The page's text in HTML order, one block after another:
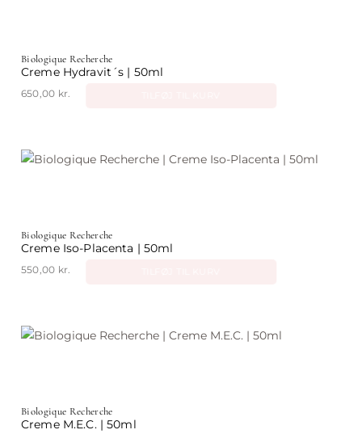
Biologique Recherche
Creme Hydravit´s | 50ml
650,00 kr.
Biologique Recherche
Creme Iso-Placenta | 50ml
550,00 kr.
Biologique Recherche
Creme M.E.C. | 50ml